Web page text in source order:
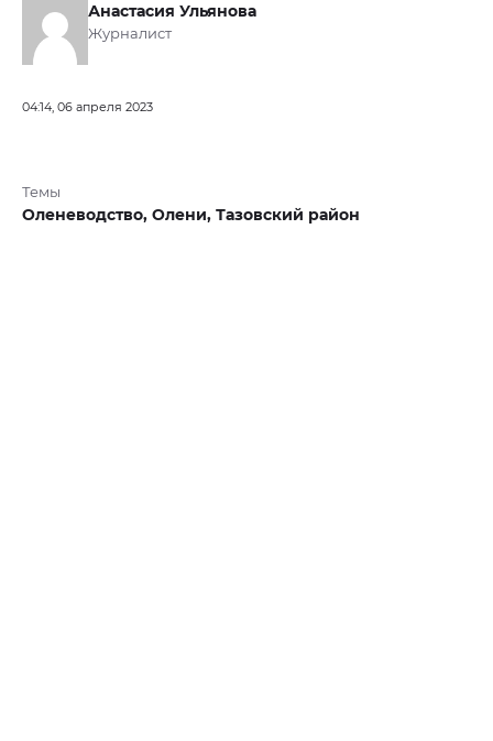
Анастасия Ульянова
Журналист
04:14, 06 апреля 2023
Темы
Оленеводство, Олени, Тазовский район